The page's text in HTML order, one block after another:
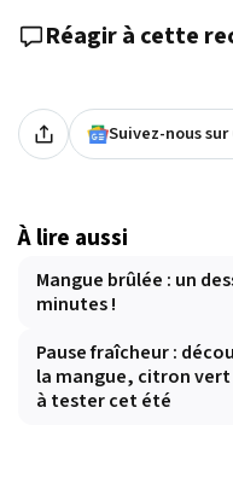
Réagir à cette
Suivez-nous
À lire aussi
Mangue brûlée : un
minutes !
Pause fraîcheur :
la mangue, citron
à tester cet été